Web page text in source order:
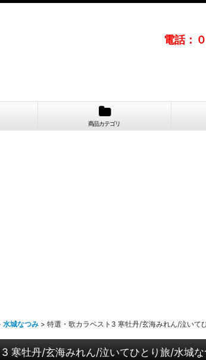
電話：
商品カテゴリ
水城なつみ > 特選・歌カラベスト3 寒牡丹/玄海みれん/泣いて
寒牡丹/玄海みれん/泣いてひとり旅/水城